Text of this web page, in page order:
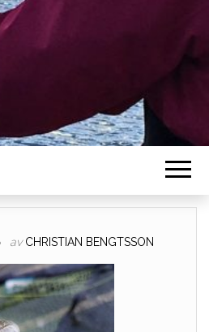
av CHRISTIAN BENGTSSON